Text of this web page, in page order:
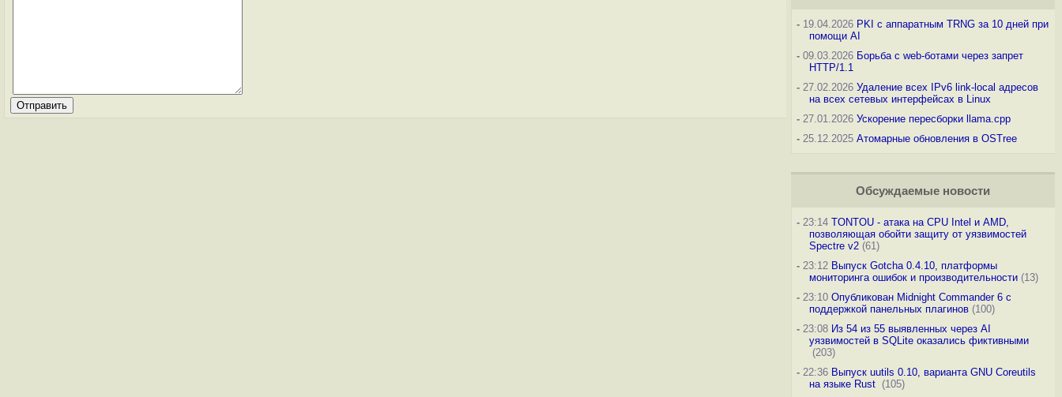
-19.04.2026 PKI с аппаратным TRNG за 10 дней при
помощи AI
-09.03.2026 Борьба с web-ботами через запрет
HTTP/1.1
-27.02.2026 Удаление всех IPv6 link-local адресов
на всех сетевых интерфейсах в Linux
-27.01.2026 Ускорение пересборки llama.cpp
-25.12.2025 Атомарные обновления в OSTree
Обсуждаемые новости
-23:14 TONTOU - атака на CPU Intel и AMD,
позволяющая обойти защиту от уязвимостей
Spectre v2(61)
-23:12 Выпуск Gotcha 0.4.10, платформы
мониторинга ошибок и производительности(13)
-23:10 Опубликован Midnight Commander 6 c
поддержкой панельных плагинов(100)
-23:08 Из 54 из 55 выявленных через AI
уязвимостей в SQLite оказались фиктивными
(203)
-22:36 Выпуск uutils 0.10, варианта GNU Coreutils
на языке Rust (105)